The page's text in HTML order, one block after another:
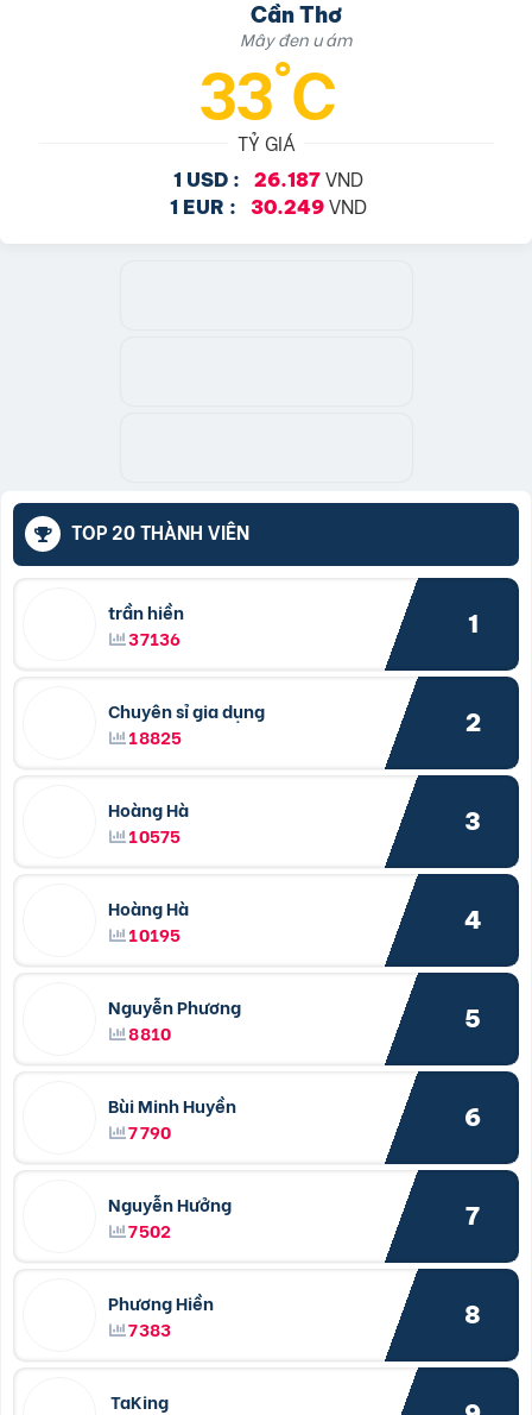
Cần Thơ
Mây đen u ám
33°C
TỶ GIÁ
1 USD : 26.187 VND
1 EUR : 30.249 VND
TOP 20 THÀNH VIÊN
trần hiền
37136
1
Chuyên sỉ gia dụng
18825
2
Hoàng Hà
10575
3
Hoàng Hà
10195
4
Nguyễn Phương
8810
5
Bùi Minh Huyền
7790
6
Nguyễn Hưởng
7502
7
Phương Hiền
7383
8
TaKing